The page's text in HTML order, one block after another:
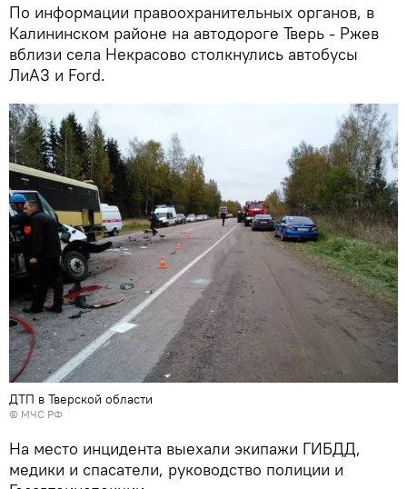
По информации правоохранительных органов, в
Калининском районе на автодороге Тверь - Ржев
вблизи села Некрасово столкнулись автобусы
ЛиАЗ и Ford.
ДТП в Тверской области
© МЧС РФ
На место инцидента выехали экипажи ГИБДД,
медики и спасатели, руководство полиции и